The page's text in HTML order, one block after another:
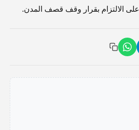
على الالتزام بقرار وقف قصف المدن.